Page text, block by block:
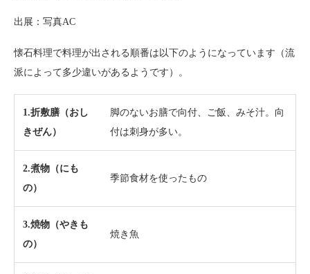
出展：写真AC
懐石料理で料理が出される順番は以下のようになっています（流
派によって多少違いがあるようです）。
1.折敷膳（おし
きぜん）
脚のないお膳で向付、ご飯、みそ汁。向
付は刺身が多い。
2.煮物（にも
の）
季節食材を使ったもの
3.焼物（やきも
の）
焼き魚